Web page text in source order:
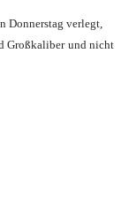
Donnerstag verlegt,
Großkaliber und nicht